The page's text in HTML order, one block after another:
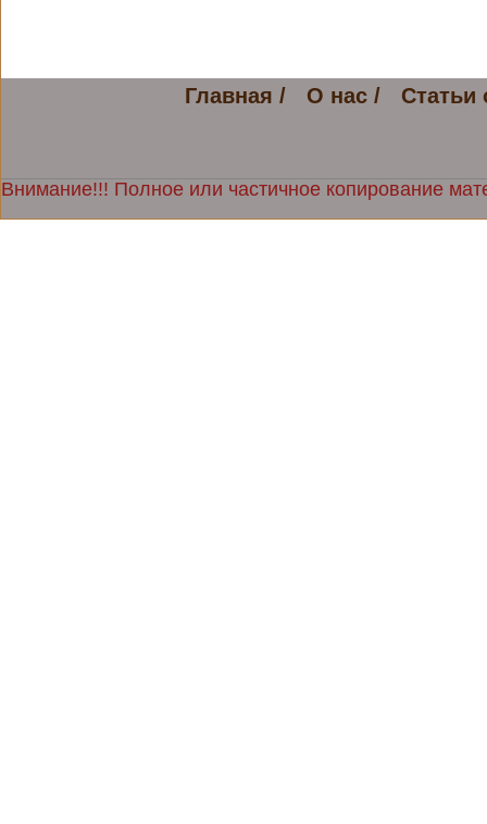
Главная / О нас / Статьи
Внимание!!! Полное или частичное копирование